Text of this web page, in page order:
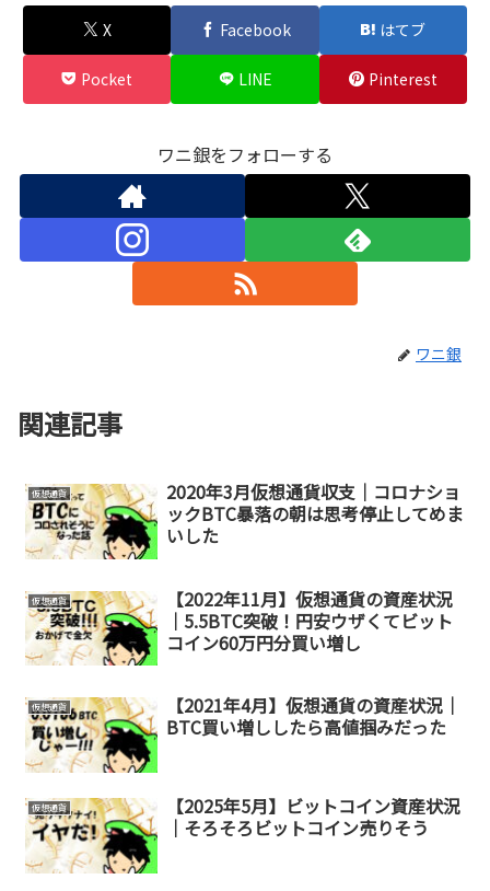
X Facebook はてブ
Pocket LINE Pinterest
ワニ銀をフォローする
ワニ銀
関連記事
仮想通貨
2020年3月仮想通貨収支｜コロナショ
ックBTC暴落の朝は思考停止してめま
いした
仮想通貨
【2022年11月】仮想通貨の資産状況
｜5.5BTC突破！円安ウザくてビット
コイン60万円分買い増し
仮想通貨
【2021年4月】仮想通貨の資産状況｜
BTC買い増ししたら高値掴みだった
仮想通貨
【2025年5月】ビットコイン資産状況
｜そろそろビットコイン売りそう